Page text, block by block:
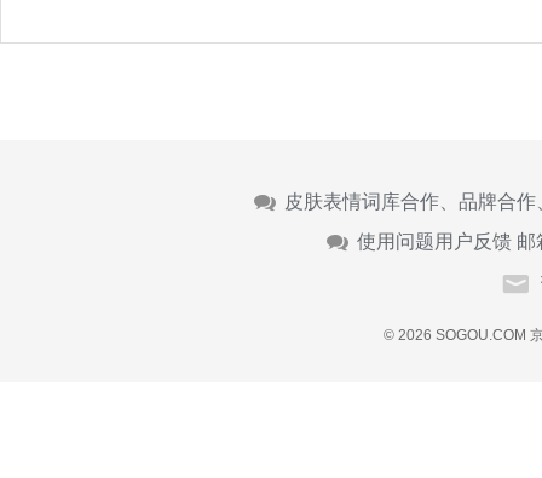
皮肤表情词库合作、品牌合
使用问题用户反馈 邮
© 2026 SOGOU.COM